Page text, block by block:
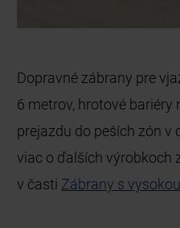
Dopravné zábrany pre
6 metrov, hrotové
prejazdu do peších zón v
viac o ďalších výrobkoch
v časti Zábrany s